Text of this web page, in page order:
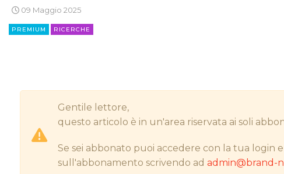
09 Maggio 2025
PREMIUM RICERCHE
Gentile lettore,
questo articolo è in un'area riservata ai soli
Se sei abbonato puoi accedere con la tua login
sull'abbonamento scrivendo adadmin@brand-